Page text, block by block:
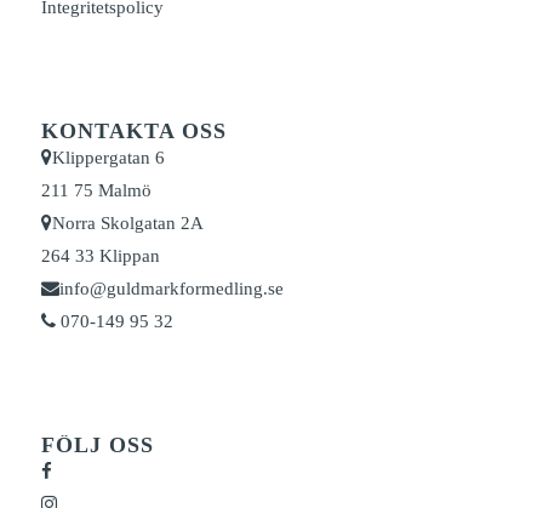
Integritetspolicy
KONTAKTA OSS
Klippergatan 6
211 75 Malmö
Norra Skolgatan 2A
264 33 Klippan
info@guldmarkformedling.se
070-149 95 32
FÖLJ OSS